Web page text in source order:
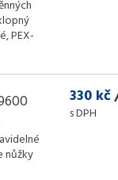
PEX-
nůžky
330 kč
s DPH